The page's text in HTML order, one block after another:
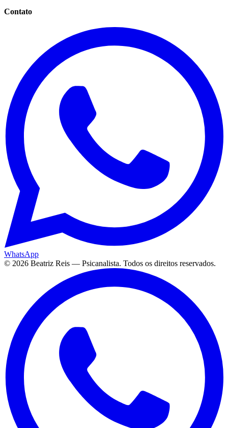
Contato
WhatsApp
© 2026 Beatriz Reis — Psicanalista. Todos os direitos reservados.